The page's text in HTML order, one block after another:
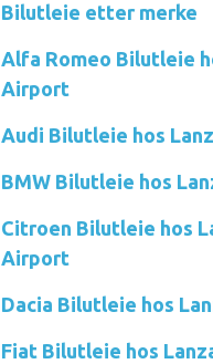
Bilutleie etter merke
Alfa Romeo Bilutleie
Airport
Audi Bilutleie hos
BMW Bilutleie hos
Citroen Bilutleie hos
Airport
Dacia Bilutleie hos
Fiat Bilutleie hos